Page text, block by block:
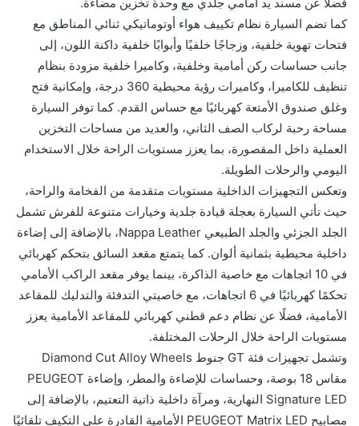
فضلًا عن مسند يد أمامي جلدي مع وحدة تخزين مضاءة.
كما تضم السيارة نظام تكييف هواء أوتوماتيكي ثنائي المناطق مع
فتحات تهوية خلفية، وزجاجًا خلفيًا وأبوابًا خلفية داكنة اللون، إلى
جانب حساسات ركن أمامية وخلفية، وكاميرا خلفية مزودة بنظام
تنظيف للكاميرا، وكاميرات رؤية محيطية 360 درجة، وإمكانية فتح
وغلق صندوق الأمتعة كهربائيًا مع حساس القدم. كما توفر السيارة
مساحة رحبة لركاب الصف الثاني، والعديد من مساحات التخزين
العملية داخل المقصورة، بما يعزز مستويات الراحة خلال الاستخدام
اليومي والرحلات الطويلة.
وتعكس التجهيزات الداخلية مستويات متقدمة من الفخامة والراحة،
حيث تأتي السيارة بعجلة قيادة جلدية وخيارات متنوعة للفرش تشمل
الجلد الجزئي والجلد الطبيعي Nappa Leather، بالإضافة إلى إضاءة
داخلية محيطية بثمانية ألوان. كما يتمتع مقعد السائق بتحكم كهربائي
في 10 اتجاهات مع خاصية الذاكرة، بينما يوفر مقعد الراكب الأمامي
تحكمًا كهربائيًا في 6 اتجاهات، مع خاصيتي التدفئة والتدليك للمقاعد
الأمامية، فضلًا عن نظام دعم قطني كهربائي للمقاعد الأمامية يعزز
مستويات الراحة خلال الرحلات المختلفة.
وتشمل تجهيزات فئة GT جنوط Diamond Cut Alloy Wheels
مقاس 18 بوصة، وحساسات للإضاءة والمطر، وإضاءة PEUGEOT
Signature LED النهارية، ومرآة داخلية ذاتية التعتيم، بالإضافة إلى
مصابيح PEUGEOT Matrix LED الأمامية القادرة على التكيف تلقائيًا